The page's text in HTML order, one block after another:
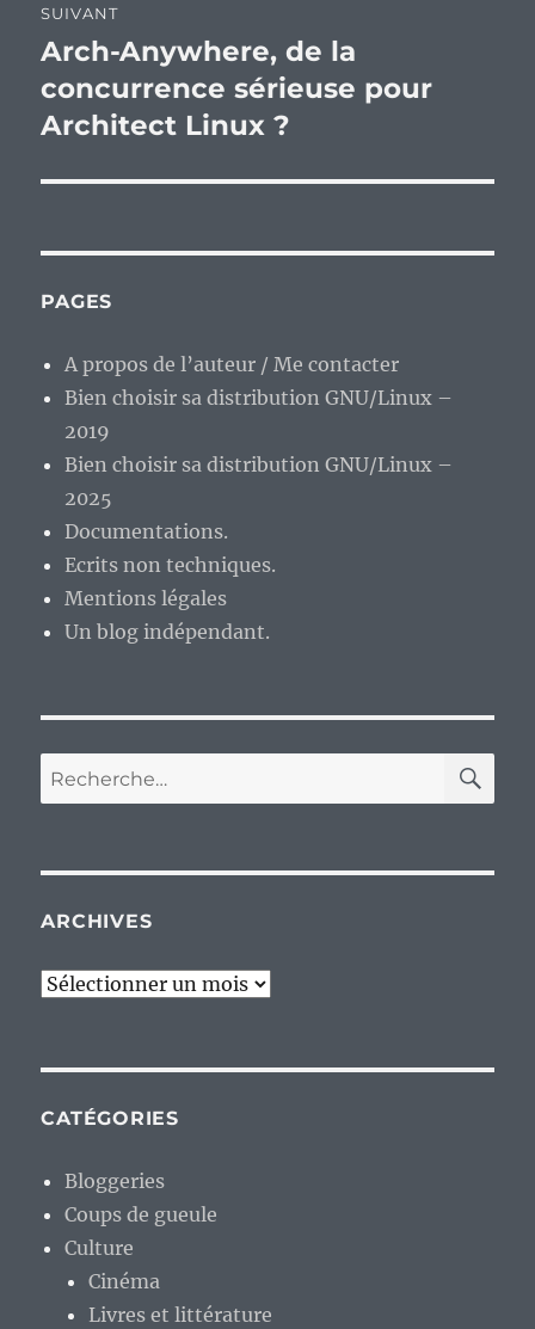
SUIVANT
Publication
suivante :
Arch-Anywhere, de la
concurrence sérieuse pour
Architect Linux ?
PAGES
A propos de l’auteur / Me contacter
Bien choisir sa distribution GNU/Linux –
2019
Bien choisir sa distribution GNU/Linux –
2025
Documentations.
Ecrits non techniques.
Mentions légales
Un blog indépendant.
Recherche
pour :
ARCHIVES
Archives
CATÉGORIES
Bloggeries
Coups de gueule
Culture
Cinéma
Livres et littérature